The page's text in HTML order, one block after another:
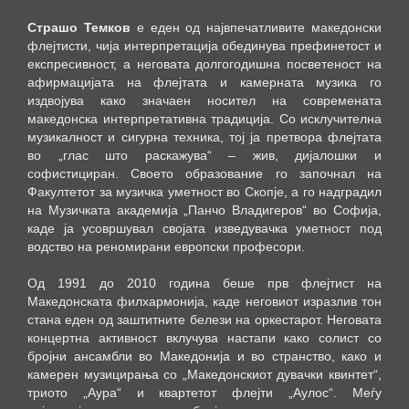
Страшо Темков е еден од највпечатливите македонски
флејтисти, чија интерпретација обединува префинетост и
експресивност, а неговата долгогодишна посветеност на
афирмацијата на флејтата и камерната музика го
издвојува како значаен носител на современата
македонска интерпретативна традиција. Со исклучителна
музикалност и сигурна техника, тој ја претвора флејтата
во „глас што раскажува“ – жив, дијалошки и
софистициран. Своето образование го започнал на
Факултетот за музичка уметност во Скопје, а го надградил
на Музичката академија „Панчо Владигеров“ во Софија,
каде ја усовршувал својата изведувачка уметност под
водство на реномирани европски професори.
Од 1991 до 2010 година беше прв флејтист на
Македонската филхармонија, каде неговиот изразлив тон
стана еден од заштитните белези на оркестарот. Неговата
концертна активност вклучува настапи како солист со
бројни ансамбли во Македонија и во странство, како и
камерен музицирања со „Македонскиот дувачки квинтет“,
триото „Аура“ и квартетот флејти „Аулос“. Меѓу